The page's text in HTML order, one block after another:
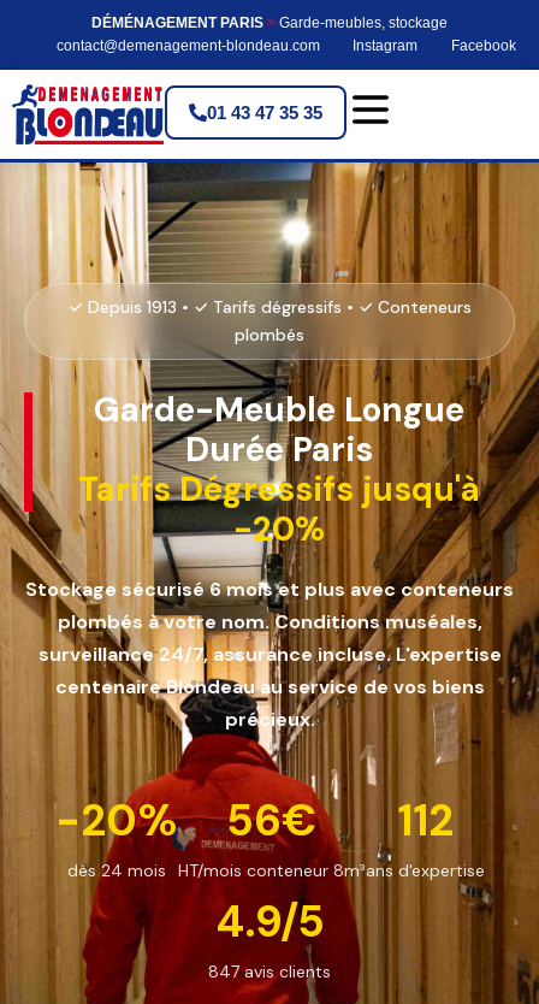
DÉMÉNAGEMENT PARIS > Garde-meubles, stockage
contact@demenagement-blondeau.com
Instagram Facebook
01 43 47 35 35
✓ Depuis 1913 • ✓ Tarifs dégressifs • ✓ Conteneurs
plombés
Garde-Meuble Longue
Durée Paris
Tarifs Dégressifs jusqu'à
-20%
Stockage sécurisé 6 mois et plus avec conteneurs
plombés à votre nom. Conditions muséales,
surveillance 24/7, assurance incluse. L'expertise
centenaire Blondeau au service de vos biens
précieux.
-20%
dès 24 mois
56€
HT/mois conteneur 8m³
112
ans d'expertise
4.9/5
847 avis clients